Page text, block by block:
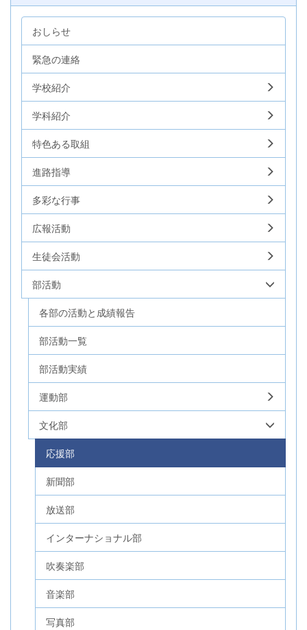
おしらせ
緊急の連絡
学校紹介
学科紹介
特色ある取組
進路指導
多彩な行事
広報活動
生徒会活動
部活動
各部の活動と成績報告
部活動一覧
部活動実績
運動部
文化部
応援部
新聞部
放送部
インターナショナル部
吹奏楽部
音楽部
写真部